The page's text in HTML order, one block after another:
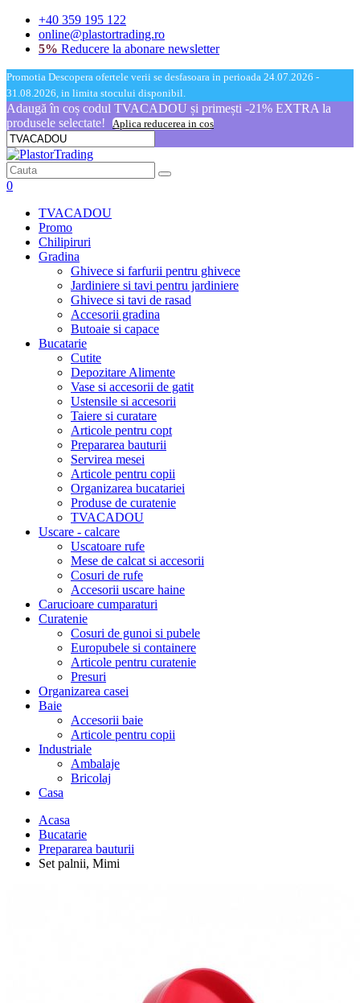
+40 359 195 122
online@plastortrading.ro
5% Reducere la abonare newsletter
Promotia Descopera ofertele verii se desfasoara in perioada 24.07.2026 -
31.08.2026, in limita stocului disponibil.
Adaugă în coș codul TVACADOU și primești -21% EXTRA la
produsele selectate!
Aplica reducerea in cos
0
TVACADOU
Promo
Chilipiruri
Gradina
Ghivece si farfurii pentru ghivece
Jardiniere si tavi pentru jardiniere
Ghivece si tavi de rasad
Accesorii gradina
Butoaie si capace
Bucatarie
Cutite
Depozitare Alimente
Vase si accesorii de gatit
Ustensile si accesorii
Taiere si curatare
Articole pentru copt
Prepararea bauturii
Servirea mesei
Articole pentru copii
Organizarea bucatariei
Produse de curatenie
TVACADOU
Uscare - calcare
Uscatoare rufe
Mese de calcat si accesorii
Cosuri de rufe
Accesorii uscare haine
Carucioare cumparaturi
Curatenie
Cosuri de gunoi si pubele
Europubele si containere
Articole pentru curatenie
Presuri
Organizarea casei
Baie
Accesorii baie
Articole pentru copii
Industriale
Ambalaje
Bricolaj
Casa
Acasa
Bucatarie
Prepararea bauturii
Set palnii, Mimi